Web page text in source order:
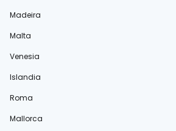
Madeira
Malta
Venesia
Islandia
Roma
Mallorca